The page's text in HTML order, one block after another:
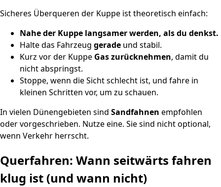
Sicheres Überqueren der Kuppe ist theoretisch einfach:
Nahe der Kuppe langsamer werden, als du denkst.
Halte das Fahrzeug gerade und stabil.
Kurz vor der Kuppe Gas zurücknehmen, damit du
nicht abspringst.
Stoppe, wenn die Sicht schlecht ist, und fahre in
kleinen Schritten vor, um zu schauen.
In vielen Dünengebieten sind Sandfahnen empfohlen
oder vorgeschrieben. Nutze eine. Sie sind nicht optional,
wenn Verkehr herrscht.
Querfahren: Wann seitwärts fahren
klug ist (und wann nicht)